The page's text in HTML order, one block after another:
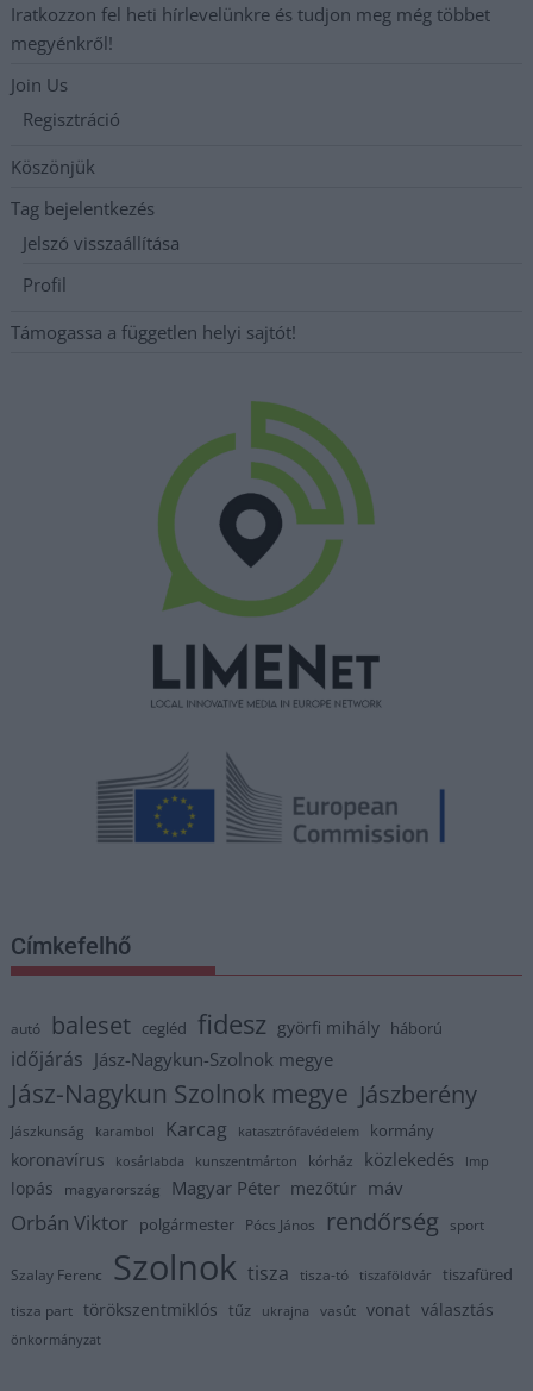
Iratkozzon fel heti hírlevelünkre és tudjon meg még többet
megyénkről!
Join Us
Regisztráció
Köszönjük
Tag bejelentkezés
Jelszó visszaállítása
Profil
Támogassa a független helyi sajtót!
Címkefelhő
autó baleset cegléd fidesz györfi mihály háború
időjárás Jász-Nagykun-Szolnok megye
Jász-Nagykun Szolnok megye Jászberény
Jászkunság karambol Karcag katasztrófavédelem kormány
koronavírus kosárlabda kunszentmárton kórház közlekedés lmp
lopás magyarország Magyar Péter mezőtúr máv
Orbán Viktor polgármester Pócs János rendőrség sport
Szalay Ferenc Szolnok tisza tisza-tó tiszaföldvár tiszafüred
tisza part törökszentmiklós tűz ukrajna vasút vonat választás
önkormányzat